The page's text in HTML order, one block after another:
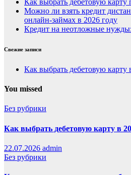
Как выбрать дебетовую карту
Можно ли взять кредит
онлайн-займах в 2026 году
Кредит на неотложные нужды:
Свежие записи
Как выбрать дебетовую карту
You missed
Без рубрики
Как выбрать дебетовую карту в
22.07.2026 admin
Без рубрики